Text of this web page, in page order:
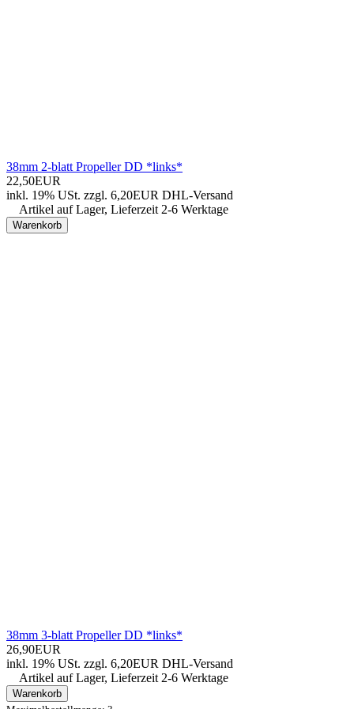
38mm 2-blatt Propeller DD *links*
22,50EUR
inkl. 19% USt. zzgl. 6,20EUR DHL-Versand
Artikel auf Lager, Lieferzeit 2-6 Werktage
Warenkorb
38mm 3-blatt Propeller DD *links*
26,90EUR
inkl. 19% USt. zzgl. 6,20EUR DHL-Versand
Artikel auf Lager, Lieferzeit 2-6 Werktage
Warenkorb